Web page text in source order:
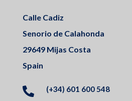
Calle Cadiz
Senorio de Calahonda
29649 Mijas Costa
Spain
 (+34) 601 600 548